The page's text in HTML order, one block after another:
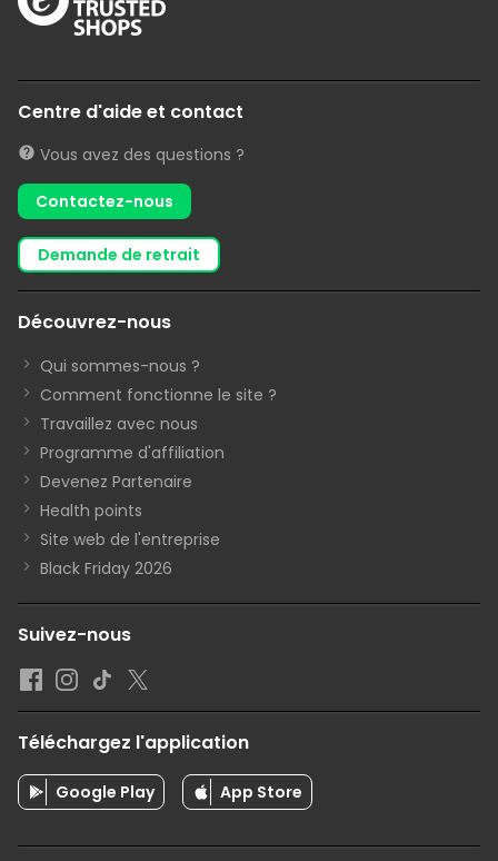
Centre d'aide et contact
Vous avez des questions ?
Contactez-nous
demande de retrait
Découvrez-nous
Qui sommes-nous ?
Comment fonctionne le site ?
Travaillez avec nous
Programme d'affiliation
Devenez Partenaire
Health points
Site web de l'entreprise
Black Friday 2026
Suivez-nous
Téléchargez l'application
Google Play App Store